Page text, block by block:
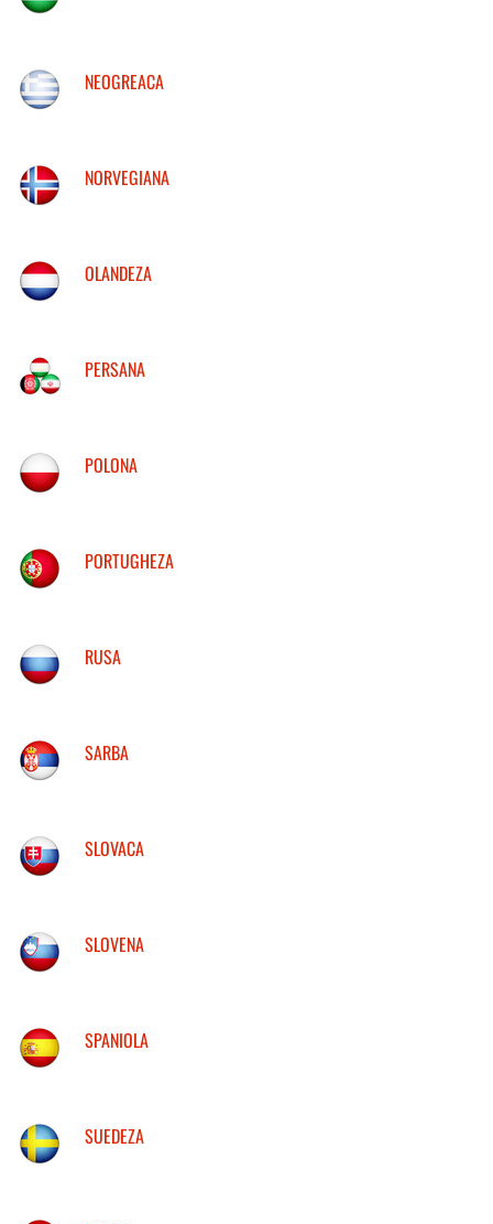
NEOGREACA
NORVEGIANA
OLANDEZA
PERSANA
POLONA
PORTUGHEZA
RUSA
SARBA
SLOVACA
SLOVENA
SPANIOLA
SUEDEZA